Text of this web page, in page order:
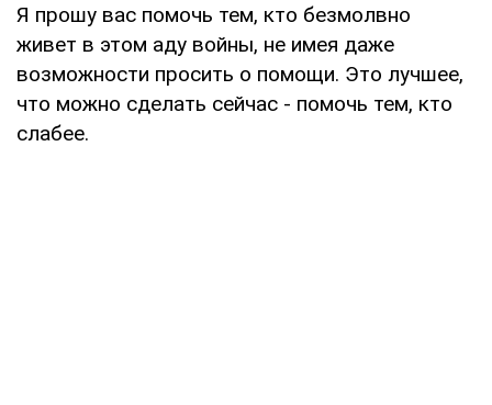
Я прошу вас помочь тем, кто безмолвно
живет в этом аду войны, не имея даже
возможности просить о помощи. Это лучшее,
что можно сделать сейчас - помочь тем, кто
слабее.